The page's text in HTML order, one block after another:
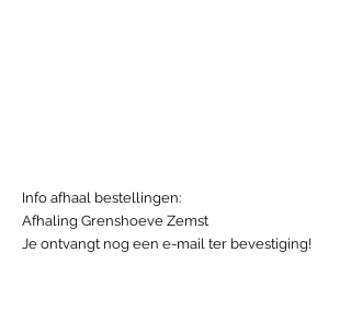
Info afhaal bestellingen:
Afhaling Grenshoeve Zemst
Je ontvangt nog een e-mail ter bevestiging!